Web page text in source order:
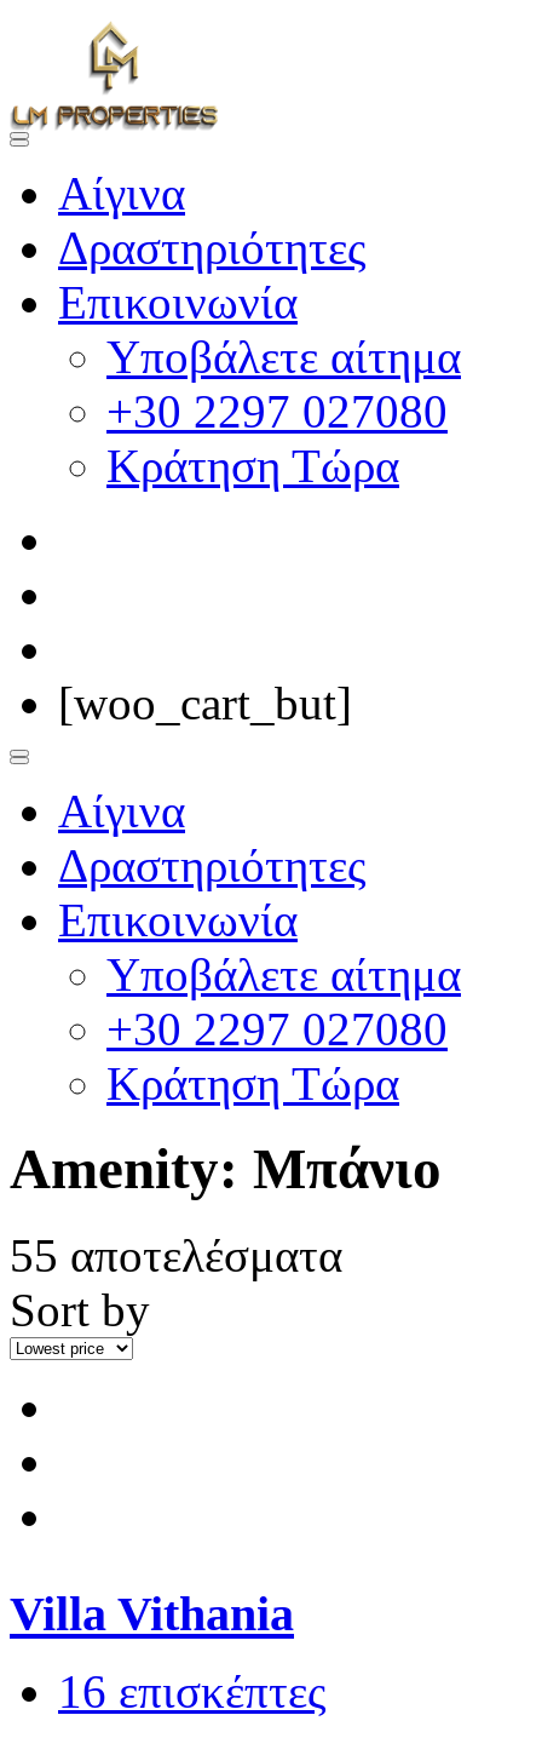
Αίγινα
Δραστηριότητες
Επικοινωνία
Υποβάλετε αίτημα
+30 2297 027080
Κράτηση Τώρα
[woo_cart_but]
Αίγινα
Δραστηριότητες
Επικοινωνία
Υποβάλετε αίτημα
+30 2297 027080
Κράτηση Τώρα
Amenity: Μπάνιο
55 αποτελέσματα
Sort by
Villa Vithania
16 επισκέπτες